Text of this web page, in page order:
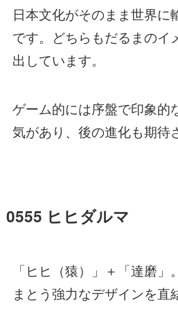
日本文化がそのまま世界に
です。どちらもだるまのイ
出しています。
ゲーム的には序盤で印象的
気があり、後の進化も期待
0555 ヒヒダルマ
「ヒヒ（猿）」＋「達磨
まとう強力なデザインを直